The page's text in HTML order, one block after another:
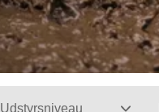
Udstyrsniveau